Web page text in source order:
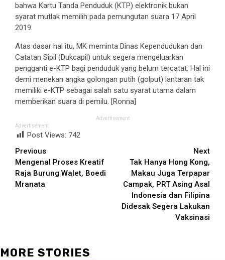
bahwa Kartu Tanda Penduduk (KTP) elektronik bukan
syarat mutlak memilih pada pemungutan suara 17 April
2019.
Atas dasar hal itu, MK meminta Dinas Kependudukan dan
Catatan Sipil (Dukcapil) untuk segera mengeluarkan
pengganti e-KTP bagi penduduk yang belum tercatat. Hal ini
demi menekan angka golongan putih (golput) lantaran tak
memiliki e-KTP sebagai salah satu syarat utama dalam
memberikan suara di pemilu. [Ronna]
Advertisement
Advertisement
Post Views: 742
Continue
Reading
Previous
Mengenal Proses Kreatif
Raja Burung Walet, Boedi
Mranata
Next
Tak Hanya Hong Kong,
Makau Juga Terpapar
Campak, PRT Asing Asal
Indonesia dan Filipina
Didesak Segera Lakukan
Vaksinasi
MORE STORIES